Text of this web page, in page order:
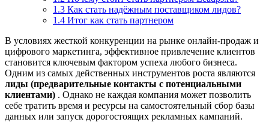
1.3 Как стать надёжным поставщиком лидов?
1.4 Итог как стать партнером
В условиях жесткой конкуренции на рынке онлайн-продаж и
цифрового маркетинга, эффективное привлечение клиентов
становится ключевым фактором успеха любого бизнеса.
Одним из самых действенных инструментов роста являются
лиды (предварительные контакты с потенциальными
клиентами) . Однако не каждая компания может позволить
себе тратить время и ресурсы на самостоятельный сбор базы
данных или запуск дорогостоящих рекламных кампаний.